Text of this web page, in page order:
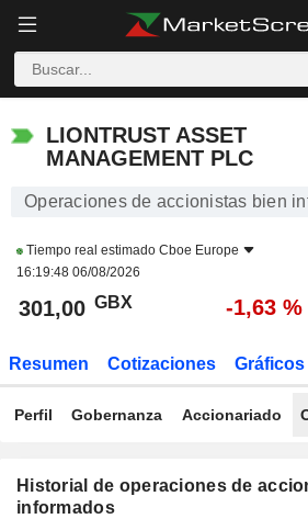
LIONTRUST ASSET
LIONTRUST ASSET
MANAGEMENT PLC
Operaciones de accionistas bien
Tiempo real estimado Cboe Europe
16:19:48 06/08/2026
301,00 GBX -1,63 %
Resumen Cotizaciones Gráficos
Perfil Gobernanza Accionariado
Historial de operaciones de
informados